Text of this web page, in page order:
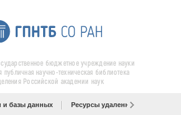
бюджетное учреждение науки
публичная научно-техническая библиотека
Российской академии наук
и базы данных Ресурсы удаленного доступа